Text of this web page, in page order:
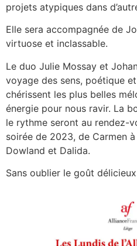
projets atypiques dans
Elle sera accompagnée de
virtuose et inclassable.
Le duo Julie Mossay et
voyage des sens, poétique
chérissent les plus belles
énergie pour nous ravir. La
le rythme seront au rendez-
soirée de 2023, de Carmen
Dowland et Dalida.
Sans oublier le goût